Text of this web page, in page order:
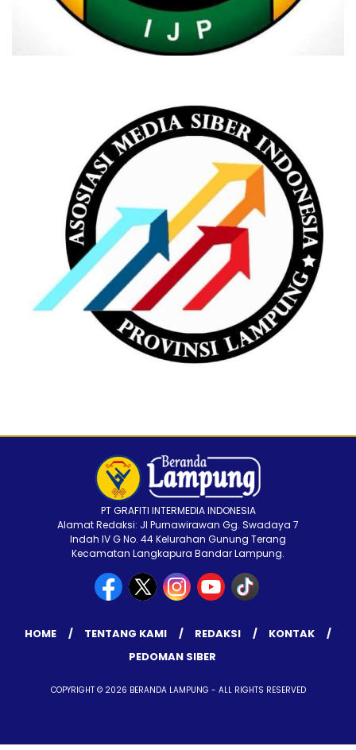
PT GRAFITI INTERMEDIA INDONESIA
Alamat Redaksi: Jl Purnawirawan Gg. Swadaya 7
Indah IV G No. 44 Kelurahan Gunung Terang
Kecamatan Langkapura Bandar Lampung.
HOME TENTANG KAMI REDAKSI
KONTAK
PEDOMAN SIBER
COPYRIGHT © 2026 BERANDA LAMPUNG - ALL RIGHTS RESERVED